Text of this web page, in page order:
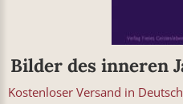
Bilder des inneren
Kostenloser Versand in